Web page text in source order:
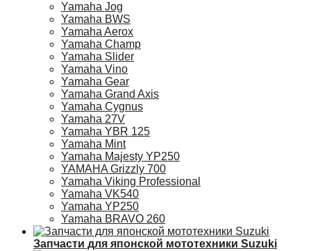
Yamaha Jog
Yamaha BWS
Yamaha Aerox
Yamaha Champ
Yamaha Slider
Yamaha Vino
Yamaha Gear
Yamaha Grand Axis
Yamaha Cygnus
Yamaha 27V
Yamaha YBR 125
Yamaha Mint
Yamaha Majesty YP250
YAMAHA Grizzly 700
Yamaha Viking Professional
Yamaha VK540
Yamaha YP250
Yamaha BRAVO 260
Запчасти для японской мототехники Suzuki